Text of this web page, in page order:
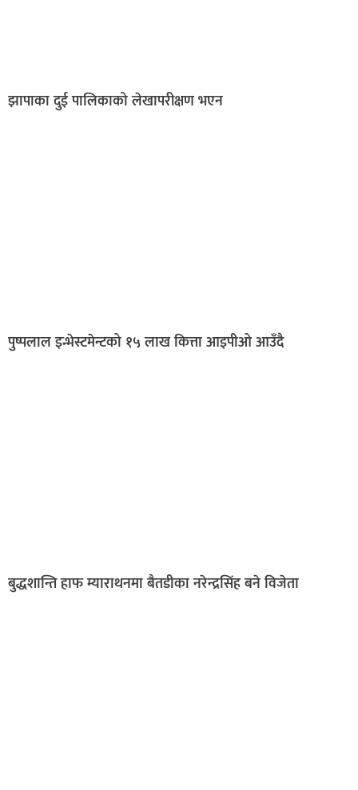
झापाका दुई पालिकाको लेखापरीक्षण भएन
पुष्पलाल इन्भेस्टमेन्टको १५ लाख कित्ता आइपीओ आउँदै
बुद्धशान्ति हाफ म्याराथनमा बैतडीका नरेन्द्रसिंह बने विजेता